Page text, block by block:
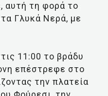
αυτή τη φορά το
Γλυκά Νερά, με
11:00 το βράδυ
επέστρεφε στο
την πλατεία